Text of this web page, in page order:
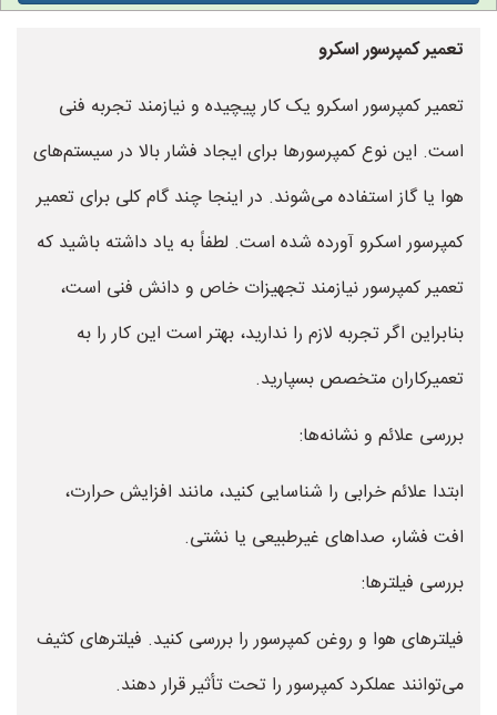
تعمیر کمپرسور اسکرو
تعمیر کمپرسور اسکرو یک کار پیچیده و نیازمند تجربه فنی
است. این نوع کمپرسورها برای ایجاد فشار بالا در سیستم‌های
هوا یا گاز استفاده می‌شوند. در اینجا چند گام کلی برای تعمیر
کمپرسور اسکرو آورده شده است. لطفاً به یاد داشته باشید که
تعمیر کمپرسور نیازمند تجهیزات خاص و دانش فنی است،
بنابراین اگر تجربه لازم را ندارید، بهتر است این کار را به
تعمیرکاران متخصص بسپارید.
بررسی علائم و نشانه‌ها:
ابتدا علائم خرابی را شناسایی کنید، مانند افزایش حرارت،
افت فشار، صداهای غیرطبیعی یا نشتی.
بررسی فیلترها:
فیلترهای هوا و روغن کمپرسور را بررسی کنید. فیلترهای کثیف
می‌توانند عملکرد کمپرسور را تحت تأثیر قرار دهند.